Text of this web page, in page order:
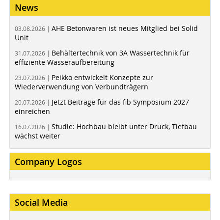
News
03.08.2026 | AHE Betonwaren ist neues Mitglied bei Solid
Unit
31.07.2026 | Behältertechnik von 3A Wassertechnik für
effiziente Wasseraufbereitung
23.07.2026 | Peikko entwickelt Konzepte zur
Wiederverwendung von Verbundträgern
20.07.2026 | Jetzt Beiträge für das fib Symposium 2027
einreichen
16.07.2026 | Studie: Hochbau bleibt unter Druck, Tiefbau
wächst weiter
Company Logos
Social Media